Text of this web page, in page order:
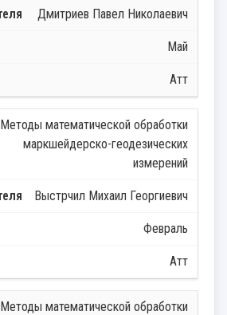
Дмитриев Павел Николаевич
Май
Атт
Методы математической обработки
маркшейдерско-геодезических
измерений
Выстрчил Михаил Георгиевич
Февраль
Атт
Методы математической обработки